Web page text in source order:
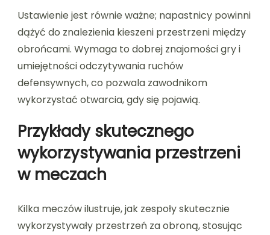
Ustawienie jest równie ważne; napastnicy powinni
dążyć do znalezienia kieszeni przestrzeni między
obrońcami. Wymaga to dobrej znajomości gry i
umiejętności odczytywania ruchów
defensywnych, co pozwala zawodnikom
wykorzystać otwarcia, gdy się pojawią.
Przykłady skutecznego
wykorzystywania przestrzeni
w meczach
Kilka meczów ilustruje, jak zespoły skutecznie
wykorzystywały przestrzeń za obroną, stosując